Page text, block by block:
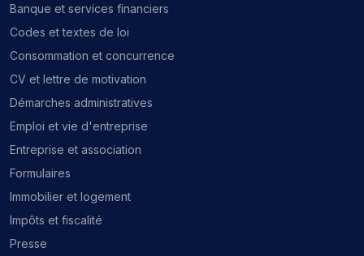
Banque et services financiers
Codes et textes de loi
Consommation et concurrence
CV et lettre de motivation
Démarches administratives
Emploi et vie d'entreprise
Entreprise et association
Formulaires
Immobilier et logement
Impôts et fiscalité
Presse